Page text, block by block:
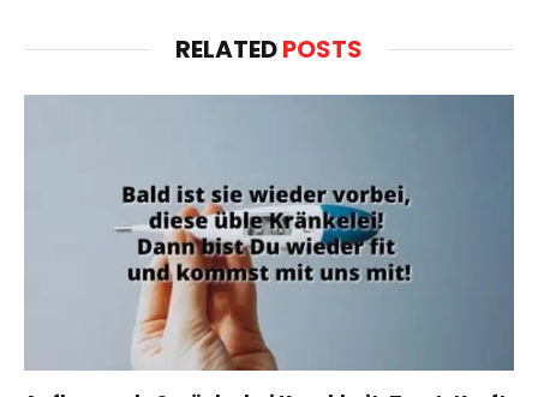
RELATEDPOSTS